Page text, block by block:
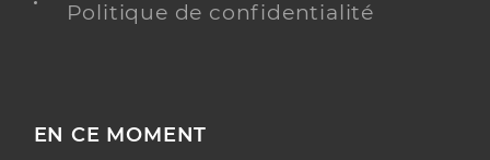
Politique de confidentialité
EN CE MOMENT